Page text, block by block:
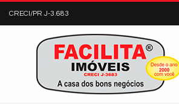
CRECI/PR J-3.683